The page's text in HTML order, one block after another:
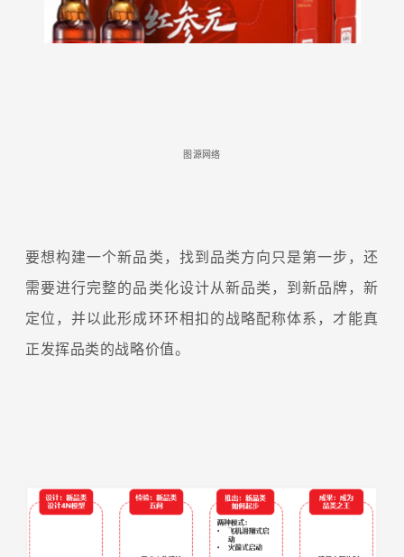
图源网络
要想构建一个新品类，找到品类方向只是第一步，还
需要进行完整的品类化设计从新品类，到新品牌，新
定位，并以此形成环环相扣的战略配称体系，才能真
正发挥品类的战略价值。